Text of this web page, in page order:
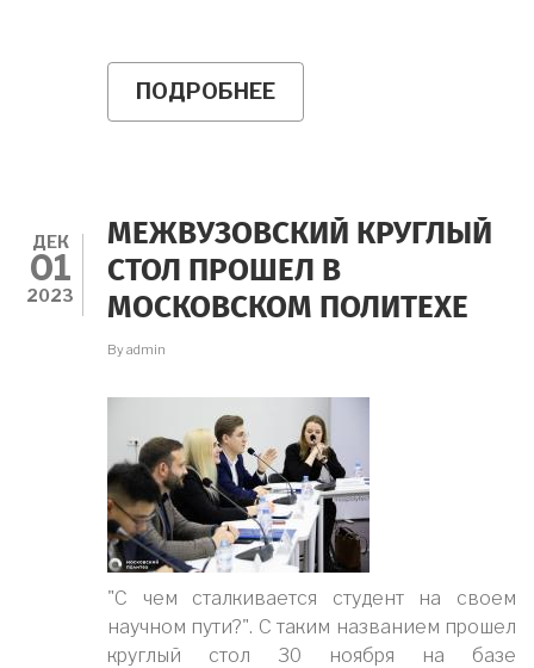
ПОДРОБНЕЕ
КАК
ДЕК
01
2023
МЕЖВУЗОВСКИЙ КРУГЛЫЙ
СТОЛ ПРОШЕЛ В
МОСКОВСКОМ ПОЛИТЕХЕ
Byadmin
"С чем сталкивается студент на своем
научном пути?". С таким названием прошел
круглый стол 30 ноября на базе